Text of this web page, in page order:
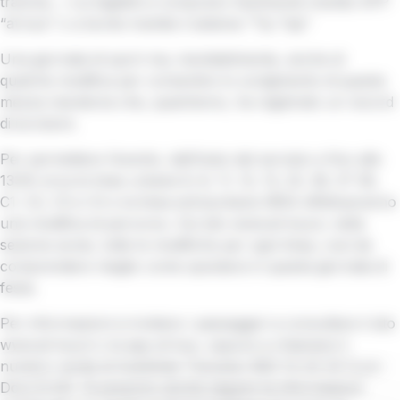
“at bus” o a bordo tramite il sistema “Tip Tap”
Una giornata di sport ma, inevitabilmente, anche di
qualche modifica per consentire lo svolgimento di questa
mezza maratona che, quest’anno, ha registrato un record
di iscrizioni.
Per permettere l’evento, dall’inizio del servizio e fino alle
13:00 circa le linee urbane 6, 8, 11, 12, 13, 23, 36, 37 39,
C1, C2, C3 e C4 e la linea extraurbana 365A effettueranno
una modifica di percorso. Sul sito
sezione avvisi, tutte le modifiche per ogni linea, così da
comprendere meglio come spostarsi in questa giornata di
festa.
Per informazioni si invitano i passeggeri a consultare il sito
www.at-bus.it
numero verde di Autolinee Toscane: 800 14 24 24 (Lun-
Dom 6-24). Si possono anche seguire le informazioni